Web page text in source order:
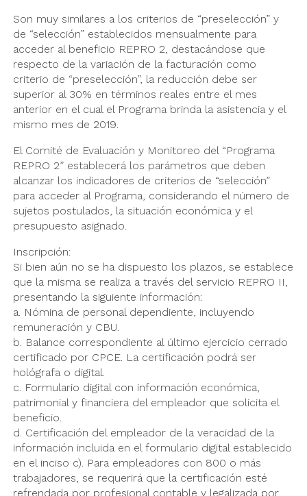
Son muy similares a los criterios de “preselección” y
de “selección” establecidos mensualmente para
acceder al beneficio REPRO 2, destacándose que
respecto de la variación de la facturación como
criterio de “preselección”, la reducción debe ser
superior al 30% en términos reales entre el mes
anterior en el cual el Programa brinda la asistencia y el
mismo mes de 2019.
El Comité de Evaluación y Monitoreo del “Programa
REPRO 2” establecerá los parámetros que deben
alcanzar los indicadores de criterios de “selección”
para acceder al Programa, considerando el número de
sujetos postulados, la situación económica y el
presupuesto asignado.
Inscripción:
Si bien aún no se ha dispuesto los plazos, se establece
que la misma se realiza a través del servicio REPRO II,
presentando la siguiente información:
a. Nómina de personal dependiente, incluyendo
remuneración y CBU.
b. Balance correspondiente al último ejercicio cerrado
certificado por CPCE. La certificación podrá ser
hológrafa o digital.
c. Formulario digital con información económica,
patrimonial y financiera del empleador que solicita el
beneficio.
d. Certificación del empleador de la veracidad de la
información incluida en el formulario digital establecido
en el inciso c). Para empleadores con 800 o más
trabajadores, se requerirá que la certificación esté
refrendada por profesional contable y legalizada por